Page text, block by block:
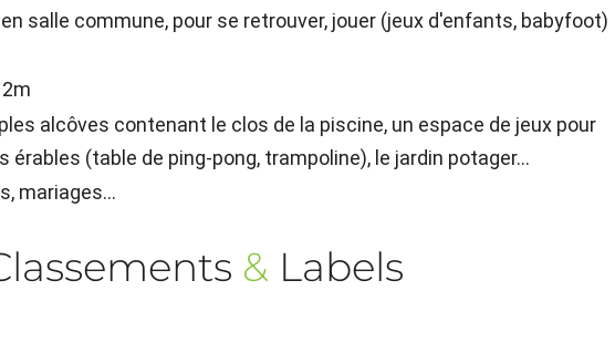
salle commune, pour se retrouver, jouer (jeux d'enfants, babyfoot)
alcôves contenant le clos de la piscine, un espace de jeux pour
(table de ping-pong, trampoline), le jardin potager...
mariages...
& Labels